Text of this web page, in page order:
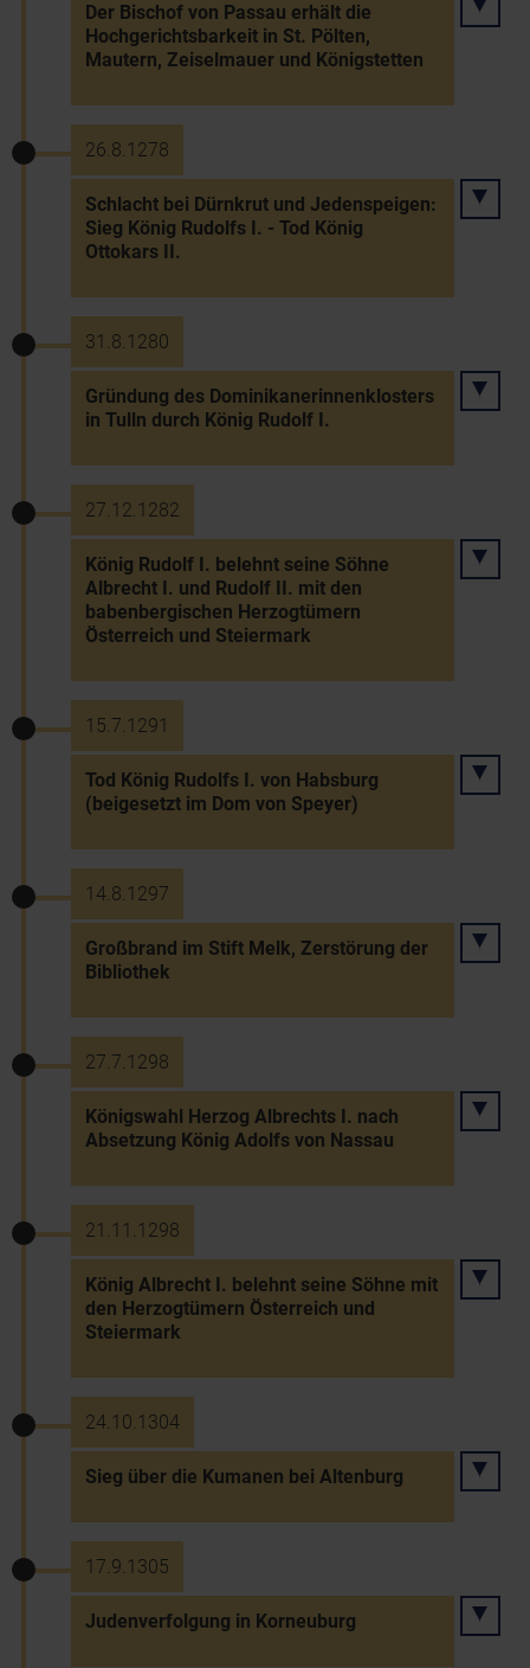
Der Bischof von Passau erhält die
Hochgerichtsbarkeit in St. Pölten,
Mautern, Zeiselmauer und Königstetten
26.8.1278
Schlacht bei Dürnkrut und Jedenspeigen:
Sieg König Rudolfs I. - Tod König
Ottokars II.
31.8.1280
Gründung des Dominikanerinnenklosters
in Tulln durch König Rudolf I.
27.12.1282
König Rudolf I. belehnt seine Söhne
Albrecht I. und Rudolf II. mit den
babenbergischen Herzogtümern
Österreich und Steiermark
15.7.1291
Tod König Rudolfs I. von Habsburg
(beigesetzt im Dom von Speyer)
14.8.1297
Großbrand im Stift Melk, Zerstörung der
Bibliothek
27.7.1298
Königswahl Herzog Albrechts I. nach
Absetzung König Adolfs von Nassau
21.11.1298
König Albrecht I. belehnt seine Söhne mit
den Herzogtümern Österreich und
Steiermark
24.10.1304
Sieg über die Kumanen bei Altenburg
17.9.1305
Judenverfolgung in Korneuburg